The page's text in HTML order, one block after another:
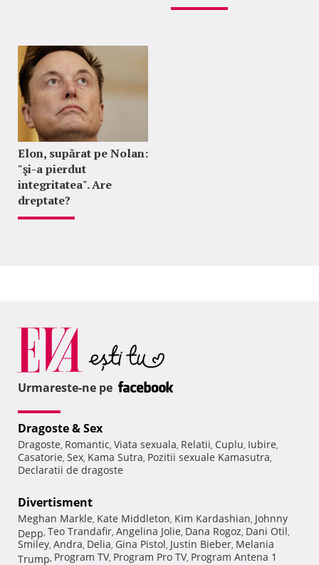
Elon, supărat pe Nolan:
"şi-a pierdut
integritatea". Are
dreptate?
Urmareste-ne pe
Dragoste & Sex
Dragoste, Romantic, Viata sexuala, Relatii, Cuplu, Iubire,
Casatorie, Sex, Kama Sutra, Pozitii sexuale Kamasutra,
Declaratii de dragoste
Divertisment
Meghan Markle, Kate Middleton, Kim Kardashian, Johnny
Depp, Teo Trandafir, Angelina Jolie, Dana Rogoz, Dani Otil,
Smiley, Andra, Delia, Gina Pistol, Justin Bieber, Melania
Trump, Program TV, Program Pro TV, Program Antena 1